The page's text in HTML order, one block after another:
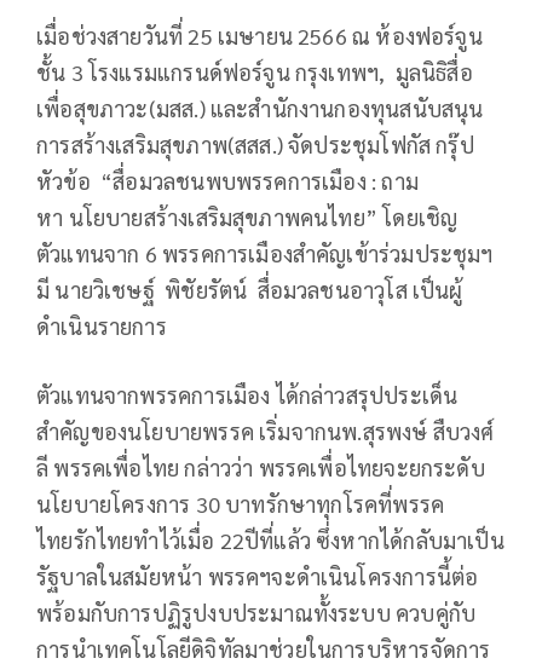
เมื่อช่วงสายวันที่ 25 เมษายน 2566 ณ ห้องฟอร์จูน
ชั้น 3 โรงแรมแกรนด์ฟอร์จูน กรุงเทพฯ, มูลนิธิสื่อ
เพื่อสุขภาวะ(มสส.) และสำนักงานกองทุนสนับสนุน
การสร้างเสริมสุขภาพ(สสส.) จัดประชุมโฟกัส กรุ๊ป
หัวข้อ “สื่อมวลชนพบพรรคการเมือง : ถาม
หา นโยบายสร้างเสริมสุขภาพคนไทย” โดยเชิญ
ตัวแทนจาก 6 พรรคการเมืองสำคัญเข้าร่วมประชุมฯ
มี นายวิเชษฐ์ พิชัยรัตน์ สื่อมวลชนอาวุโส เป็นผู้
ดำเนินรายการ
ตัวแทนจากพรรคการเมือง ได้กล่าวสรุปประเด็น
สำคัญของนโยบายพรรค เริ่มจากนพ.สุรพงษ์ สืบวงศ์
ลี พรรคเพื่อไทย กล่าวว่า พรรคเพื่อไทยจะยกระดับ
นโยบายโครงการ 30 บาทรักษาทุกโรคที่พรรค
ไทยรักไทยทำไว้เมื่อ 22ปีที่แล้ว ซึ่งหากได้กลับมาเป็น
รัฐบาลในสมัยหน้า พรรคฯจะดำเนินโครงการนี้ต่อ
พร้อมกับการปฏิรูปงบประมาณทั้งระบบ ควบคู่กับ
การนำเทคโนโลยีดิจิทัลมาช่วยในการบริหารจัดการ